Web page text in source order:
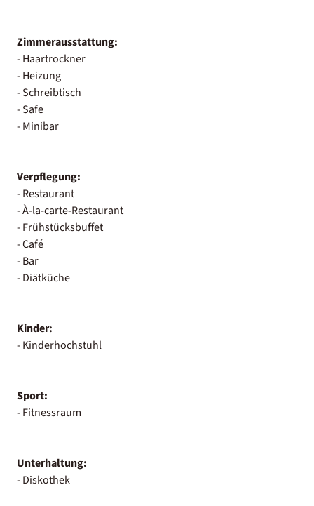
Zimmerausstattung:
- Haartrockner
- Heizung
- Schreibtisch
- Safe
- Minibar
Verpflegung:
- Restaurant
- À-la-carte-Restaurant
- Frühstücksbuffet
- Café
- Bar
- Diätküche
Kinder:
- Kinderhochstuhl
Sport:
- Fitnessraum
Unterhaltung:
- Diskothek